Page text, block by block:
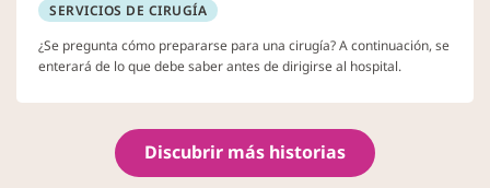
SERVICIOS DE CIRUGÍA
¿Se pregunta cómo prepararse para una cirugía? A continuación, se
enterará de lo que debe saber antes de dirigirse al hospital.
Discubrir más historias